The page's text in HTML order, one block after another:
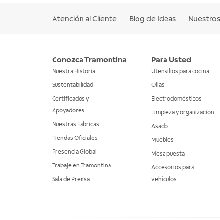
Atención al Cliente Blog de Ideas
Conozca Tramontina
Nuestra Historia
Sustentabilidad
Certificados y
Apoyadores
Nuestras Fábricas
Tiendas Oficiales
Presencia Global
Trabaje en Tramontina
Sala de Prensa
Para Usted
Utensilios para cocina
Ollas
Electrodomésticos
Limpieza y organización
Asado
Muebles
Mesa puesta
Accesorios para
vehículos